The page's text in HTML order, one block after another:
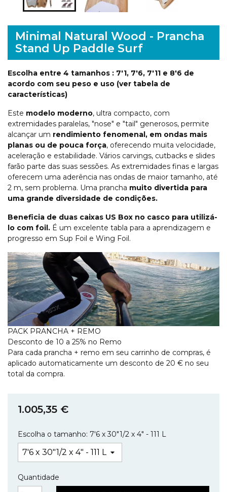
Minimal Natural Wood - Prancha
Stand Up Paddle Surf
Escolha entre 4 tamanhos : 7'1, 7'6, 7'11 e 8'6 de
acordo com seu peso e uso (ver tabela de
características)
Este modelo moderno, ultra compacto, com
extremidades paralelas, "nose" e "tail" generosos, permite
alcançar um rendimiento fenomenal, em ondas mais
planas ou de pouca força, oferecendo muita velocidade,
aceleração e estabilidade. Vários carvings, cutbacks e slides
farão parte das suas sessões. As extremidades finas e largas
oferecem uma aderência nas ondas de maior tamanho, até
2 m, sem problema. Uma prancha muito divertida para
uma grande diversidade de condições.
Beneficia de duas caixas US Box no casco para utilizá-
lo com foil. É um excelente tabla para a aprendizagem e
progresso em Sup Foil e Wing Foil.
PACK PRANCHA + REMO
Desconto de 10 a 25% no Remo
Para cada prancha + remo em seu carrinho de compras, é
aplicado automaticamente um desconto de 20 € no seu
total da compra.
1.005,35 €
Escolha o tamanho: 7′6 x 30″1/2 x 4″ - 111 L
Quantidade